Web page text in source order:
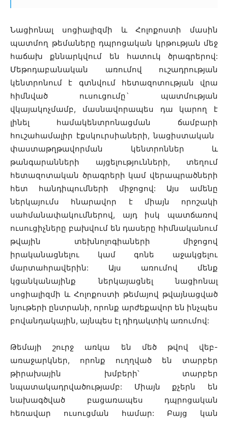
Նացիոնալ սոցիալիզմի և Հոլոքոստի մասին
պատմող թեմաները դպրոցական կրթության մեջ
հաճախ քննարկվում են հատուկ ծրագրերով:
Մեթոդաբանական առումով ուշադրության
կենտրոնում է գտնվում հետազոտության վրա
հիմնված ուսուցումը` պատմության
վկայակոչմամբ, մասնավորապես դա կարող է
լինել համակենտրոնացման ճամբարի
հուշահամալիր էքսկուրսիաների, նացիստական ​​
փաստաթղթավորման կենտրոններ և
թանգարանների այցելությունների, տեղում
հետազոտական ​​ծրագրերի կամ վերապրածների
հետ հանդիպումների միջոցով: Այս ամենը
ներկայումս հնարավոր է միայն որոշակի
սահմանափակումներով, այդ իսկ պատճառով
ուսուցիչները բախվում են դասերը հիմնականում
թվային տեխնոլոգիաների միջոցով
իրականացնելու կամ գոնե աջակցելու
մարտահրավերին: Այս առումով մենք
կցանկանայինք ներկայացնել նացիոնալ
սոցիալիզմի և Հոլոքոստի թեմայով թվայնացված
նյութերի ընտրանի, որոնք արժեքավոր են ինչպես
բովանդակային, այնպես էլ դիդակտիկ առումով:
Թեմայի շուրջ առկա են մեծ թվով վեբ-
առաջարկներ, որոնք ուղղված են տարբեր
թիրախային խմբերի՝ տարբեր
նպատակադրվածությամբ: Միայն քչերն են
նախագծված բացառապես դպրոցական
հեռավար ուսուցման համար: Բայց կան